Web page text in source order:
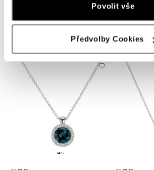
Povolit vše
Předvolby Cookies
Náhrdelník s topásom Lucky Glance
od 855 €
Náhrdelník s
od 621 €